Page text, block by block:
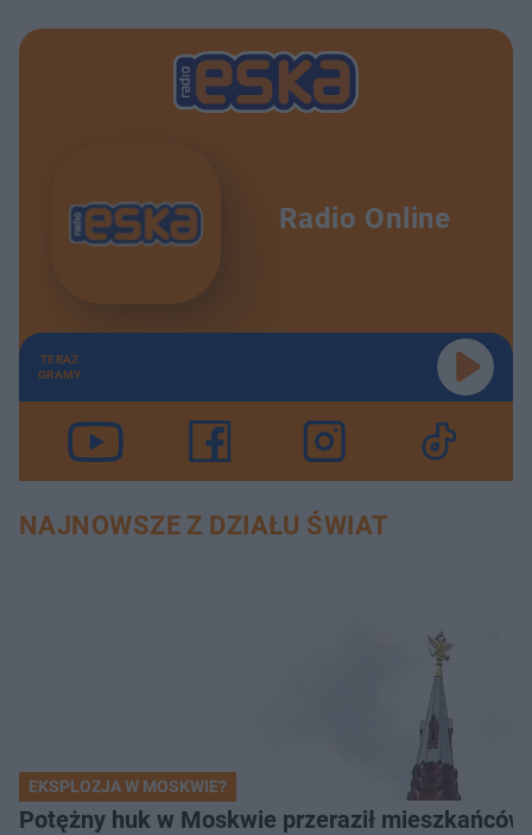
Radio Online
TERAZ
GRAMY
NAJNOWSZE Z DZIAŁU ŚWIAT
EKSPLOZJA W MOSKWIE?
Potężny huk w Moskwie przeraził